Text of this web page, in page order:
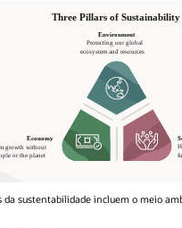
da sustentabilidade incluem o meio